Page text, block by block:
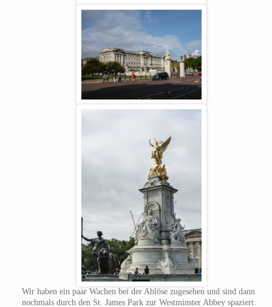
Wir haben ein paar Wachen bei der Ablöse zugesehen und sind dann
nochmals durch den St. James Park zur Westminster Abbey spaziert.